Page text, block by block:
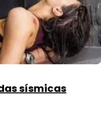
sísmicas